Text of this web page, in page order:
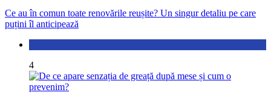
Ce au în comun toate renovările reușite? Un singur detaliu pe care
puțini îl anticipează
4